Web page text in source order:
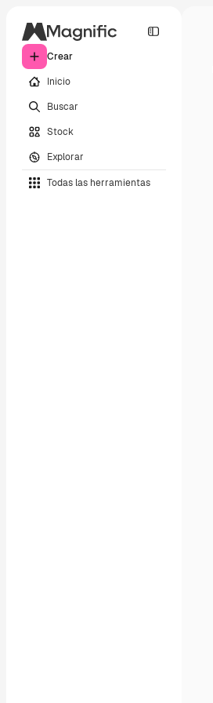
Crear
Inicio
Buscar
Stock
Explorar
Todas las herramientas